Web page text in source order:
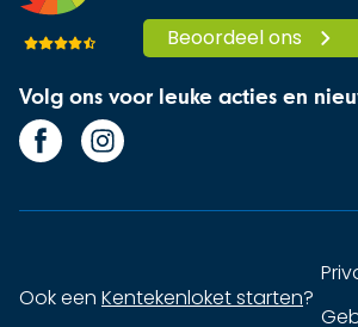
Beoordeel ons
Volg ons voor leuke acties en
Ook een Kentekenloket starten?